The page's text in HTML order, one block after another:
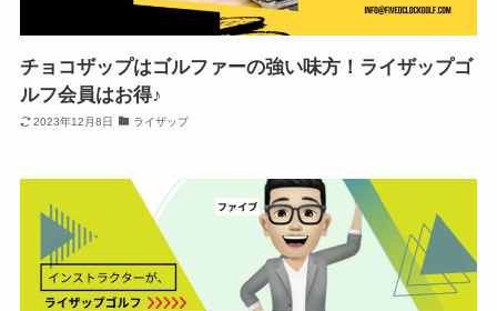
チョコザップはゴルファーの強い味方！ライザップゴ
ルフ会員はお得♪
2023年12月8日 ライザップ